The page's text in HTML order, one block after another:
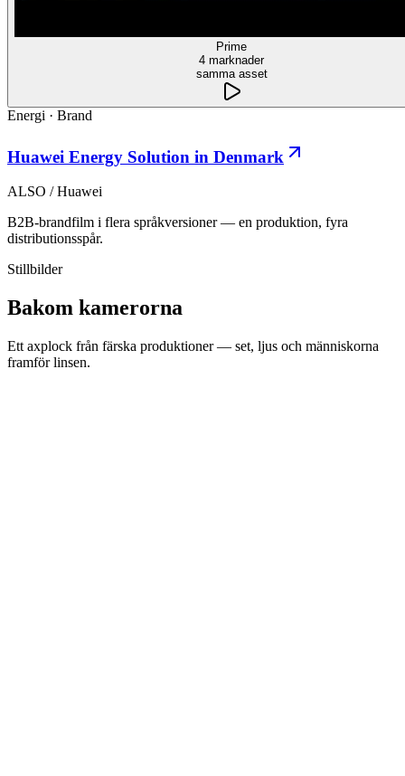
Prime
4 marknader
samma asset
Energi · Brand
Huawei Energy Solution in Denmark
ALSO / Huawei
B2B-brandfilm i flera språkversioner — en produktion, fyra
distributionsspår.
Stillbilder
Bakom kamerorna
Ett axplock från färska produktioner — set, ljus och människorna
framför linsen.